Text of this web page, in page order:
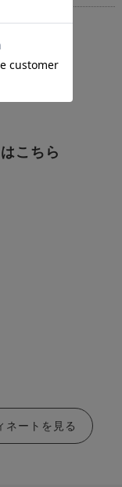
こちら
ネートを見る